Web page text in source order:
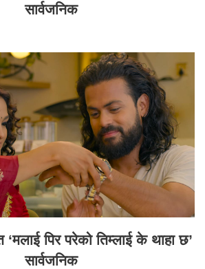
सार्वजनिक
‘मलाई पिर परेको तिम्लाई के थाहा छ’
सार्वजनिक